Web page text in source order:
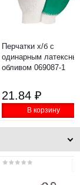
Перчатки х/б с
одинарным
обливом 069087-1
21.84 ₽
В корзину